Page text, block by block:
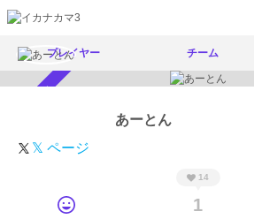
プレイヤー チーム
あーとん
𝕏 ページ
14
1